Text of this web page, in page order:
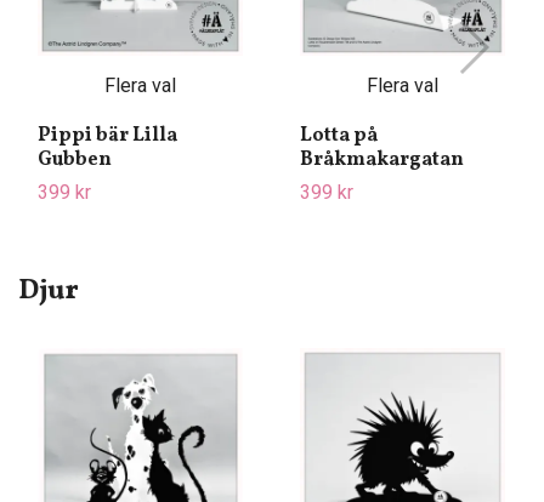
Flera val
Pippi bär Lilla
Gubben
399 kr
Flera val
Lotta på
Bråkmakargatan
399 kr
Djur